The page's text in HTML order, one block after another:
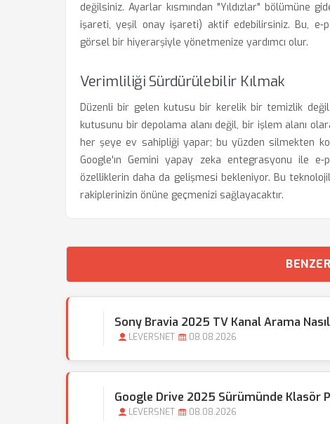
değilsiniz. Ayarlar kısmından "Yıldızlar" bölümüne
işareti, yeşil onay işareti) aktif edebilirsiniz. Bu, e-
görsel bir hiyerarşiyle yönetmenize yardımcı olur.
Verimliliği Sürdürülebilir Kılmak
Düzenli bir gelen kutusu bir kerelik bir temizlik değil,
kutusunu bir depolama alanı değil, bir işlem alanı
her şeye ev sahipliği yapar; bu yüzden silmekten
Google'ın Gemini yapay zeka entegrasyonu ile
özelliklerin daha da gelişmesi bekleniyor. Bu
rakiplerinizin önüne geçmenizi sağlayacaktır.
Sony Bravia 2025 TV Kanal Arama Nasıl
LEVERSNET 08.08.2026
Google Drive 2025 Sürümünde Klasör
LEVERSNET 08.08.2026